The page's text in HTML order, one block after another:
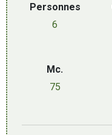
Personnes
6
Mc.
75